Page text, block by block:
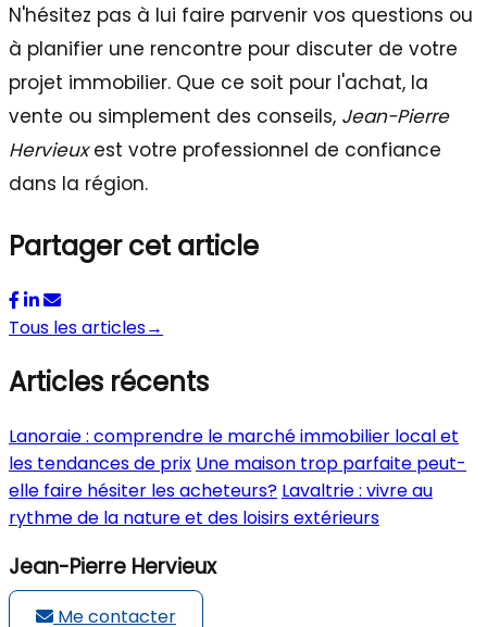
N'hésitez pas à lui faire parvenir vos questions ou
à planifier une rencontre pour discuter de votre
projet immobilier. Que ce soit pour l'achat, la
vente ou simplement des conseils, Jean-Pierre
Hervieuxest votre professionnel de confiance
dans la région.
Partager cet article
Tous les articles→
Articles récents
Lanoraie : comprendre le marché immobilier local et
les tendances de prix Une maison trop parfaite peut-
elle faire hésiter les acheteurs? Lavaltrie : vivre au
rythme de la nature et des loisirs extérieurs
Jean-Pierre Hervieux
Me contacter